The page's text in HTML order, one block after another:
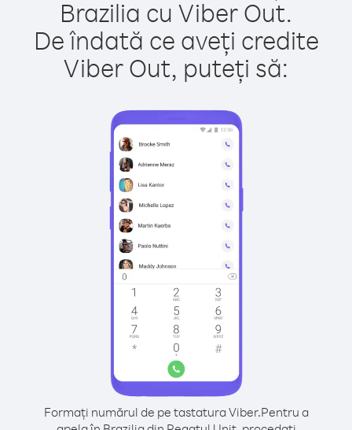
Brazilia cu Viber Out.
De îndată ce aveți credite
Viber Out, puteți să:
Formați numărul de pe tastatura Viber.Pentru a